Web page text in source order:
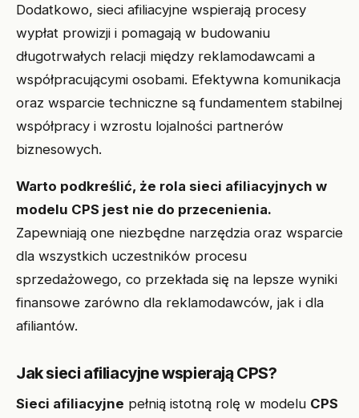
Dodatkowo, sieci afiliacyjne wspierają procesy
wypłat prowizji i pomagają w budowaniu
długotrwałych relacji między reklamodawcami a
współpracującymi osobami. Efektywna komunikacja
oraz wsparcie techniczne są fundamentem stabilnej
współpracy i wzrostu lojalności partnerów
biznesowych.
Warto podkreślić, że rola sieci afiliacyjnych w
modelu CPS jest nie do przecenienia.
Zapewniają one niezbędne narzędzia oraz wsparcie
dla wszystkich uczestników procesu
sprzedażowego, co przekłada się na lepsze wyniki
finansowe zarówno dla reklamodawców, jak i dla
afiliantów.
Jak sieci afiliacyjne wspierają CPS?
Sieci afiliacyjne pełnią istotną rolę w modelu CPS